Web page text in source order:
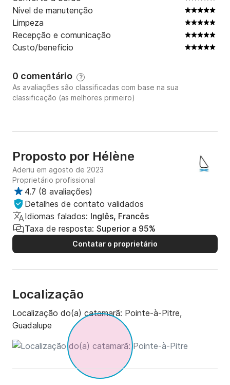
Nível de manutenção
Limpeza
Recepção e comunicação
Custo/benefício
0 comentário ?
As avaliações são classificadas com base na sua
classificação (as melhores primeiro)
Proposto por Hélène
Aderiu em agosto de 2023
Proprietário profissional
4.7 (8 avaliações)
Detalhes de contato validados
Idiomas falados: Inglês, Francês
Taxa de resposta: Superior a 95%
Contatar o proprietário
Localização
Localização do(a) catamarã: Pointe-à-Pitre,
Guadalupe